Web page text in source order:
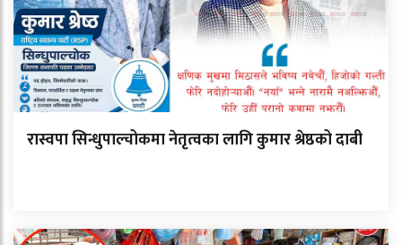
रास्वपा सिन्धुपाल्चोकमा नेतृत्वका लागि कुमार श्रेष्ठको दाबी